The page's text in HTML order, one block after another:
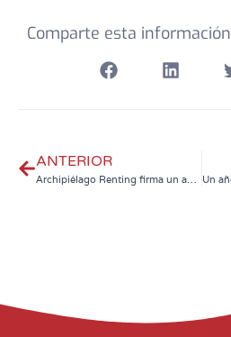
Comparte esta información
ANTERIOR
Archipiélago Renting firma un acuerdo de colaboración con Femete